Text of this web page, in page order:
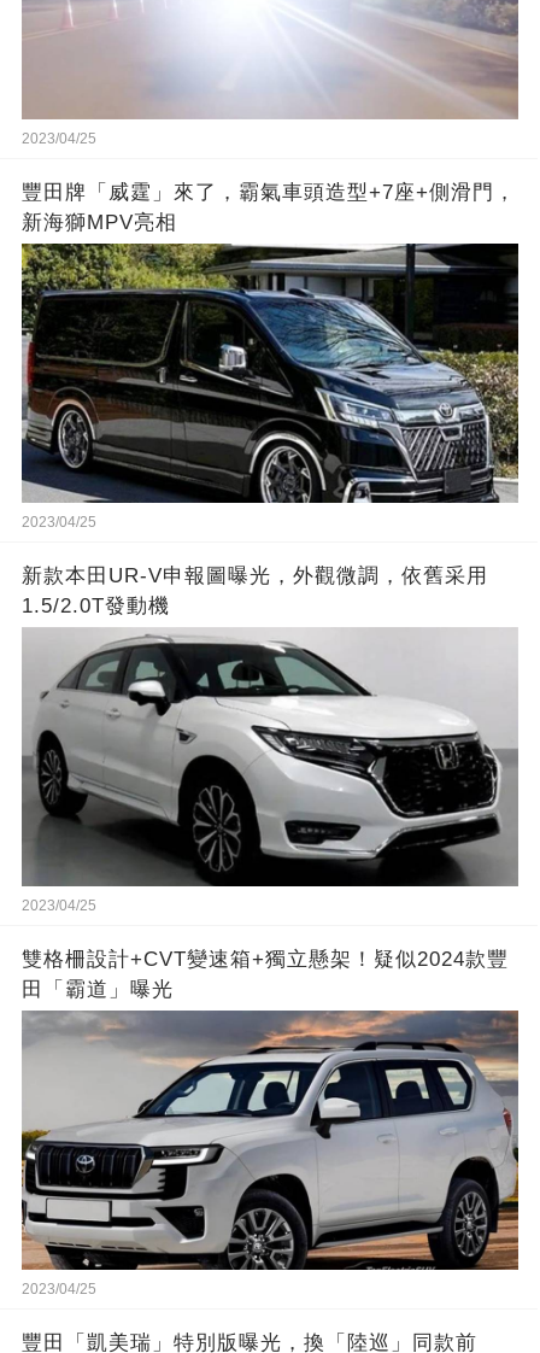
2023/04/25
豐田牌「威霆」來了，霸氣車頭造型+7座+側滑門，
新海獅MPV亮相
2023/04/25
新款本田UR-V申報圖曝光，外觀微調，依舊采用
1.5/2.0T發動機
2023/04/25
雙格柵設計+CVT變速箱+獨立懸架！疑似2024款豐
田「霸道」曝光
2023/04/25
豐田「凱美瑞」特別版曝光，換「陸巡」同款前